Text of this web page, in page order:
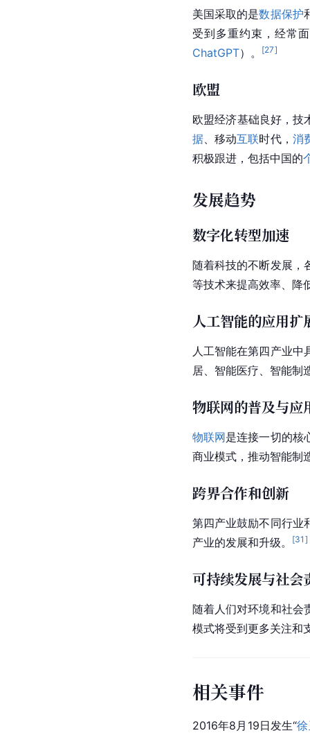
美国采取的是数据保护
受到多重约束，经常
ChatGPT）。 [27]
欧盟
欧盟经济基础良好，技
据 、移动互联时代， 消
积极跟进，包括中国的
发展趋势
数字化转型加速
随着科技的不断发展，
等技术来提高效率、 降
人工智能的应用
人工智能在第四产业
居、智能医疗、 智能制
物联网的普及与应
物联网是连接一切的核
商业模式 ，推动智能制
跨界合作和创新
第四产业鼓励不同行业
产业的发展和升级。
[31 ]
可持续发展与社会
随着人们对环境和社会
模式将受到更多关注和
相关事件
2016年8月19日发生“